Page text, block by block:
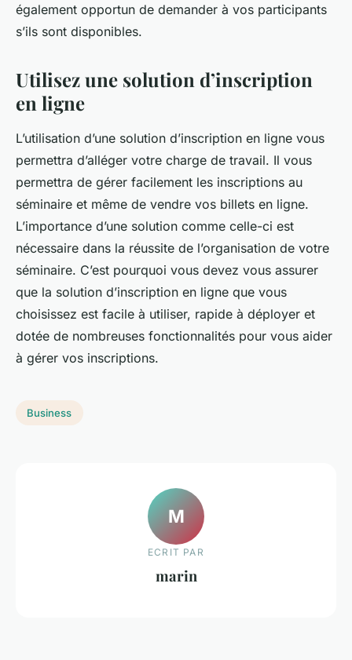
également opportun de demander à vos participants
s’ils sont disponibles.
Utilisez une solution d’inscription
en ligne
L’utilisation d’une solution d’inscription en ligne vous
permettra d’alléger votre charge de travail. Il vous
permettra de gérer facilement les inscriptions au
séminaire et même de vendre vos billets en ligne.
L’importance d’une solution comme celle-ci est
nécessaire dans la réussite de l’organisation de votre
séminaire. C’est pourquoi vous devez vous assurer
que la solution d’inscription en ligne que vous
choisissez est facile à utiliser, rapide à déployer et
dotée de nombreuses fonctionnalités pour vous aider
à gérer vos inscriptions.
Business
M
ECRIT PAR
marin